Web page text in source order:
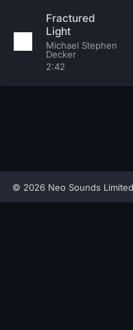
Fractured
Light
Michael Stephen
Decker
2:42
© 2026 Neo Sounds Limited